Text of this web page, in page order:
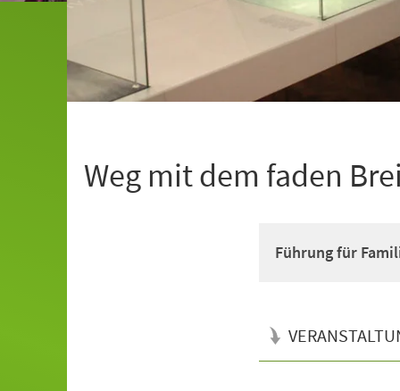
Weg mit dem faden
Führung für